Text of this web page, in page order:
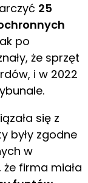
25
po
że sprzęt
i w 2022
się z
były zgodne
w
firma miała